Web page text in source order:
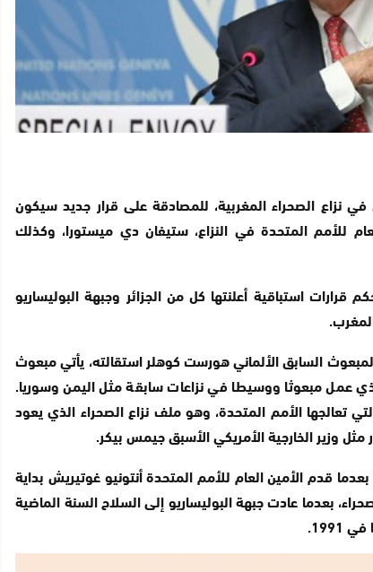
نزاع الصحراء المغربية، للمصادقة على قرار جديد سيكون
للأمم المتحدة في النزاع، ستيفان دي ميستورا، وكذلك
استباقية أعلنتها كل من الجزائر وجبهة البوليساريو
السابق الألماني هورست كوهلر استقالته، يأتي مبعوث
عمل مبعوثا ووسيطا في نزاعات سابقة مثل اليمن وسوريا.
تعالجها الأمم المتحدة، وهو ملف نزاع الصحراء الذي يعود
وزير الخارجية الأمريكي الأسبق جيمس بيكر.
قدم الأمين العام للأمم المتحدة أنتونيو غوتيريش بداية
بعدما عادت جبهة البوليساريو إلى السلاح السنة الماضية